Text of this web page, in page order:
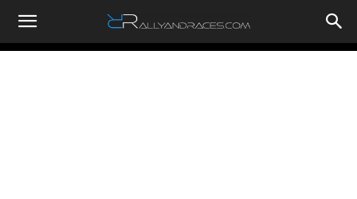
RallyandRaces.com